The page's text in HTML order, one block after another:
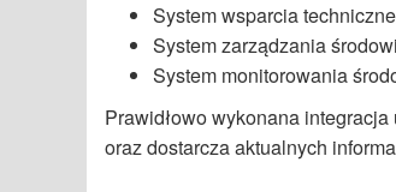
System wsparcia
System zarządzania
System monitorowania
Prawidłowo wykonana
oraz dostarcza aktualnych